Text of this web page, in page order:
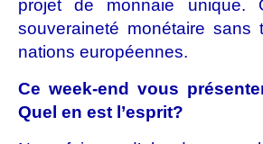
projet de monnaie unique.
souveraineté monétaire sans
nations européennes.
Ce week-end vous
Quel en est l’esprit?